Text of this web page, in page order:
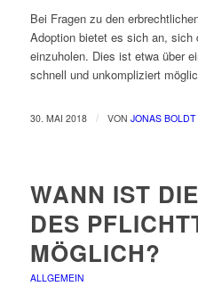
Bei Fragen zu den
Adoption bietet es sich an,
einzuholen. Dies ist etwa über
schnell und unkompliziert
30. MAI 2018 / VON JONAS BOLDT
WANN IST
DES
MÖGLICH?
ALLGEMEIN